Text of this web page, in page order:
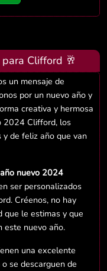
Clifford 🥂
un mensaje de
por un nuevo año y
creativa y hermosa
2024 Clifford, los
de feliz año que van
nuevo 2024
ser personalizados
Créenos, no hay
que le estimas y que
este nuevo año.
una excelente
se descarguen de